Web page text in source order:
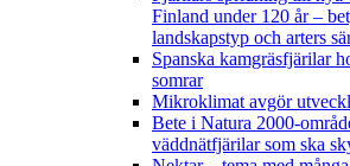
Finland under 120 år–
landskapstyp och arters
Spanska kamgräsfjärilar
somrar
Mikroklimat avgör
Bete i Natura 2000-
väddnätfjärilar som ska